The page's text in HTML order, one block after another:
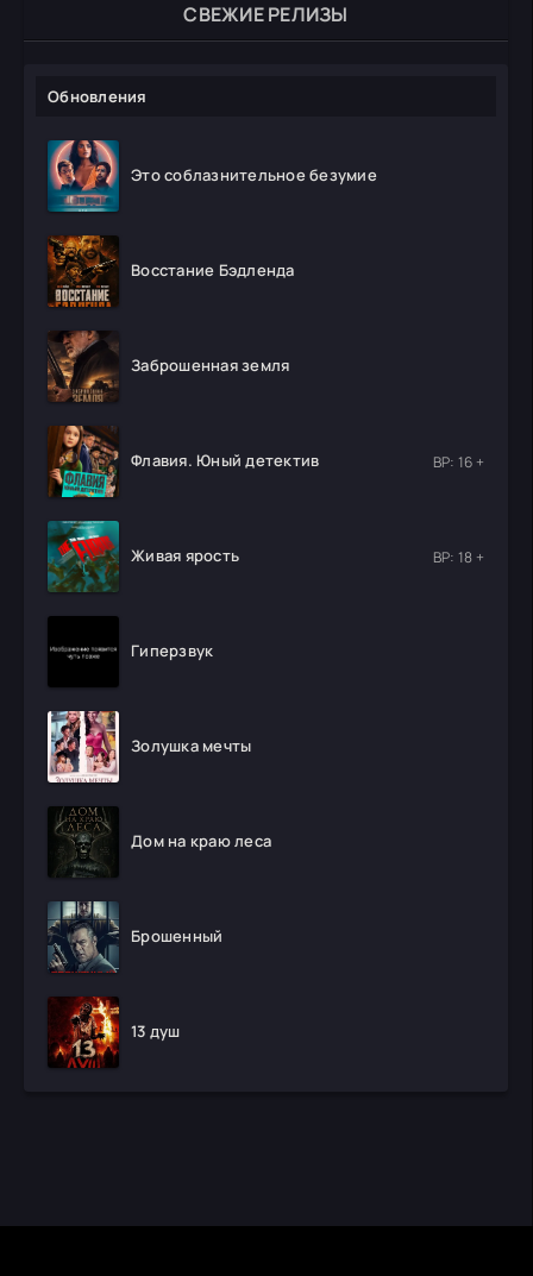
СВЕЖИЕ РЕЛИЗЫ
Обновления
Это соблазнительное безумие
Восстание Бэдленда
Заброшенная земля
Флавия. Юный детектив ВР: 16 +
Живая ярость ВР: 18 +
Гиперзвук
Золушка мечты
Дом на краю леса
Брошенный
13 душ